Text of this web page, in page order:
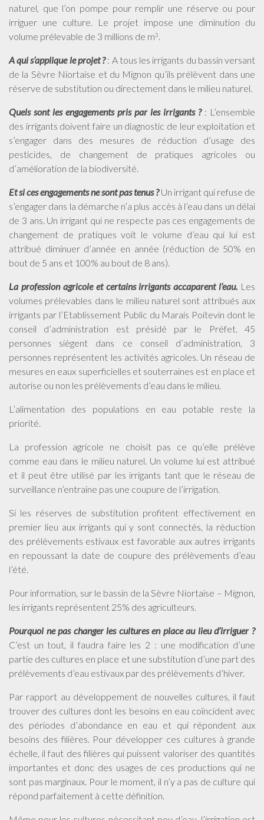
naturel, que l’on pompe pour remplir une réserve ou pour
irriguer une culture. Le projet impose une diminution du
volume prélevable de 3 millions de m3.
A qui s’applique le projet ?: A tous les irrigants du bassin versant
de la Sèvre Niortaise et du Mignon qu’ils prélèvent dans une
réserve de substitution ou directement dans le milieu naturel.
Quels sont les engagements pris par les irrigants ?: L’ensemble
des irrigants doivent faire un diagnostic de leur exploitation et
s’engager dans des mesures de réduction d’usage des
pesticides, de changement de pratiques agricoles ou
d’amélioration de la biodiversité.
Et si ces engagements ne sont pas tenus ?Un irrigant qui refuse de
s’engager dans la démarche n’a plus accès à l’eau dans un délai
de 3 ans. Un irrigant qui ne respecte pas ces engagements de
changement de pratiques voit le volume d’eau qui lui est
attribué diminuer d’année en année (réduction de 50% en
bout de 5 ans et 100% au bout de 8 ans).
La profession agricole et certains irrigants accaparent l’eau. Les
volumes prélevables dans le milieu naturel sont attribués aux
irrigants par l’Etablissement Public du Marais Poitevin dont le
conseil d’administration est présidé par le Préfet. 45
personnes siègent dans ce conseil d’administration, 3
personnes représentent les activités agricoles. Un réseau de
mesures en eaux superficielles et souterraines est en place et
autorise ou non les prélèvements d’eau dans le milieu.
L’alimentation des populations en eau potable reste la
priorité.
La profession agricole ne choisit pas ce qu’elle prélève
comme eau dans le milieu naturel. Un volume lui est attribué
et il peut être utilisé par les irrigants tant que le réseau de
surveillance n’entraine pas une coupure de l’irrigation.
Si les réserves de substitution profitent effectivement en
premier lieu aux irrigants qui y sont connectés, la réduction
des prélèvements estivaux est favorable aux autres irrigants
en repoussant la date de coupure des prélèvements d’eau
l’été.
Pour information, sur le bassin de la Sèvre Niortaise – Mignon,
les irrigants représentent 25% des agriculteurs.
Pourquoi ne pas changer les cultures en place au lieu d’irriguer ?
C’est un tout, il faudra faire les 2 : une modification d’une
partie des cultures en place et une substitution d’une part des
prélèvements d’eau estivaux par des prélèvements d’hiver.
Par rapport au développement de nouvelles cultures, il faut
trouver des cultures dont les besoins en eau coïncident avec
des périodes d’abondance en eau et qui répondent aux
besoins des filières. Pour développer ces cultures à grande
échelle, il faut des filières qui puissent valoriser des quantités
importantes et donc des usages de ces productions qui ne
sont pas marginaux. Pour le moment, il n’y a pas de culture qui
répond parfaitement à cette définition.